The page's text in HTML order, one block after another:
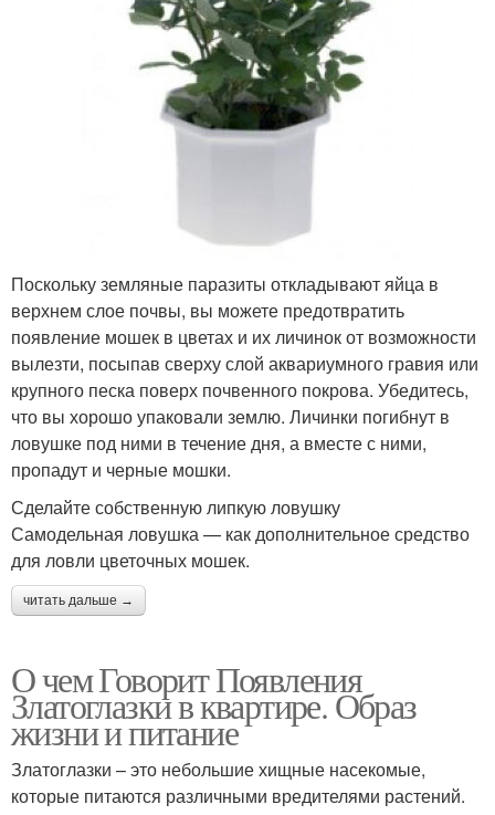
Поскольку земляные паразиты откладывают яйца в
верхнем слое почвы, вы можете предотвратить
появление мошек в цветах и их личинок от возможности
вылезти, посыпав сверху слой аквариумного гравия или
крупного песка поверх почвенного покрова. Убедитесь,
что вы хорошо упаковали землю. Личинки погибнут в
ловушке под ними в течение дня, а вместе с ними,
пропадут и черные мошки.
Сделайте собственную липкую ловушку
Самодельная ловушка — как дополнительное средство
для ловли цветочных мошек.
читать дальше →
О чем Говорит Появления
Златоглазки в квартире. Образ
жизни и питание
Златоглазки – это небольшие хищные насекомые,
которые питаются различными вредителями растений.